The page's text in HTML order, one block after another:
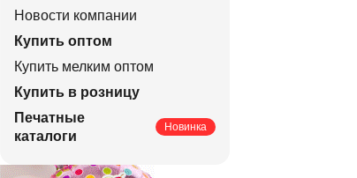
Новости компании
Купить оптом
Купить мелким оптом
Купить в розницу
Печатные
каталоги
Новинка